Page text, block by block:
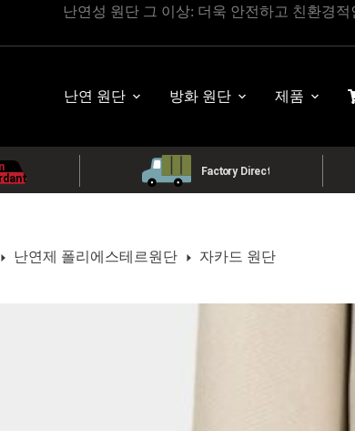
난연성 원단 그 이상: 더욱 안전하고 친환경
난연 원단 방화 원단 제품
난연제 폴리에스테르원단 자카드 원단